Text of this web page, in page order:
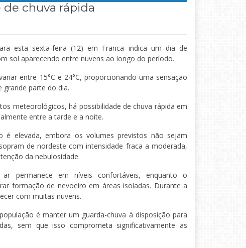
de chuva rápida
esta sexta-feira (12) em Franca indica um dia de
sol aparecendo entre nuvens ao longo do período.
entre 15°C e 24°C, proporcionando uma sensação
grande parte do dia.
meteorológicos, há possibilidade de chuva rápida em
entre a tarde e a noite.
é elevada, embora os volumes previstos não sejam
de nordeste com intensidade fraca a moderada,
da nebulosidade.
permanece em níveis confortáveis, enquanto o
formação de nevoeiro em áreas isoladas. Durante a
com muitas nuvens.
é manter um guarda-chuva à disposição para
sem que isso comprometa significativamente as